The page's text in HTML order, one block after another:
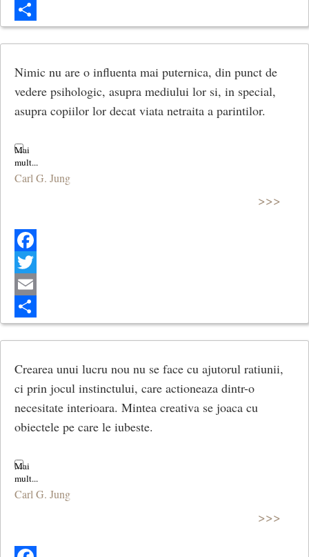
Email
Share
Nimic nu are o influenta mai puternica, din punct de
vedere psihologic, asupra mediului lor si, in special,
asupra copiilor lor decat viata netraita a parintilor.
Carl G. Jung
>>>
Facebook
Twitter
Email
Share
Crearea unui lucru nou nu se face cu ajutorul ratiunii,
ci prin jocul instinctului, care actioneaza dintr-o
necesitate interioara. Mintea creativa se joaca cu
obiectele pe care le iubeste.
Carl G. Jung
>>>